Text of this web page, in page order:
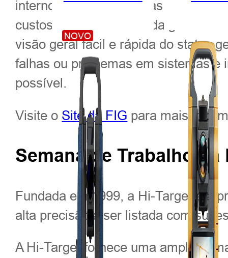
NOVO
interno e externo e outras
custos de mão de obra da gestão
visão geral fácil e rápida do status
falhas ou problemas em sistemas e
possível.
Visite o Site da FIG para mais
Semana de Trabalho
Fundada em 1999, a Hi-Target é a
alta precisão a ser listada com
A Hi-Target fornece uma ampla